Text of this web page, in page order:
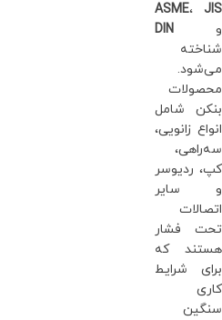
ASME، JIS
وDIN
شناخته
می‌شود.
محصولات
بنکن شامل
انواع زانویی،
سه‌راهی،
کپ، ردیوسر
و سایر
اتصالات
تحت فشار
هستند که
برای شرایط
کاری
سنگین